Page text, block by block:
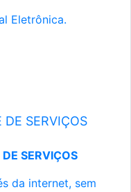
Eletrônica.
SERVIÇOS
SERVIÇOS
da internet, sem